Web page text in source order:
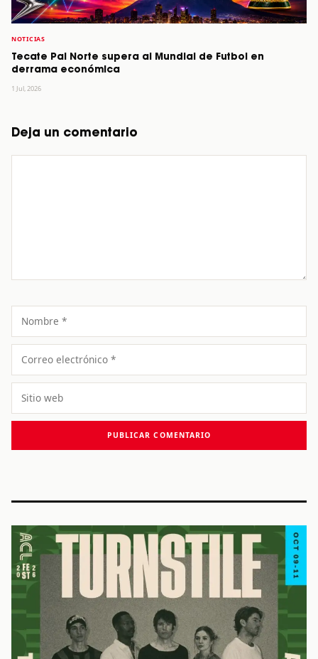
NOTICIAS
Tecate Pal Norte supera al Mundial de Futbol en
derrama económica
1 Jul, 2026
Deja un comentario
Nombre
Correo
electrónico
Sitio
web